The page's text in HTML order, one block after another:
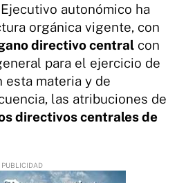
autonómico ha
orgánica vigente, con
directivo central con
para el ejercicio de
esta materia y de
las atribuciones de
directivos centrales de